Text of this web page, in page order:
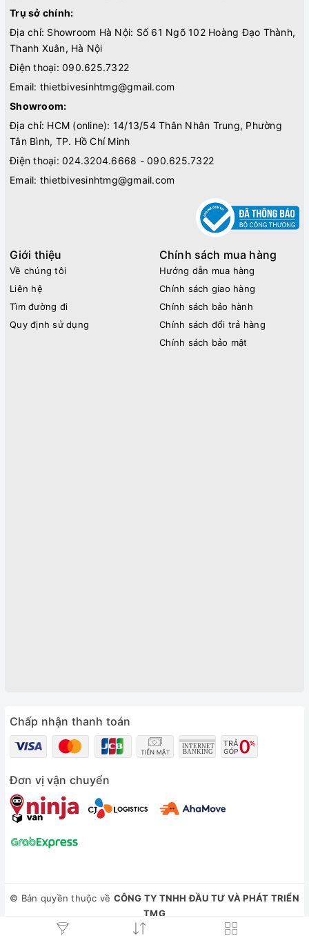
Trụ sở chính:
Địa chỉ: Showroom Hà Nội: Số 61 Ngõ 102 Hoàng Đạo Thành,
Thanh Xuân, Hà Nội
Điện thoại: 090.625.7322
Email: thietbivesinhtmg@gmail.com
Showroom:
Địa chỉ: HCM (online): 14/13/54 Thân Nhân Trung, Phường
Tân Bình, TP. Hồ Chí Minh
Điện thoại: 024.3204.6668 - 090.625.7322
Email: thietbivesinhtmg@gmail.com
Giới thiệu
Về chúng tôi
Liên hệ
Tìm đường đi
Quy định sử dụng
Chính sách mua hàng
Hướng dẫn mua hàng
Chính sách giao hàng
Chính sách bảo hành
Chính sách đổi trả hàng
Chính sách bảo mật
Chấp nhận thanh toán
Đơn vị vận chuyển
© Bản quyền thuộc về CÔNG TY TNHH ĐẦU TƯ VÀ PHÁT TRIỂN
TMG
Cung cấp bởi